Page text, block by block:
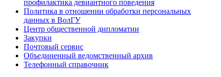
профилактика девиантного поведения
Политика в отношении обработки персональных
данных в ВолГУ
Центр общественной дипломатии
Закупки
Почтовый сервис
Объединенный ведомственный архив
Телефонный справочник